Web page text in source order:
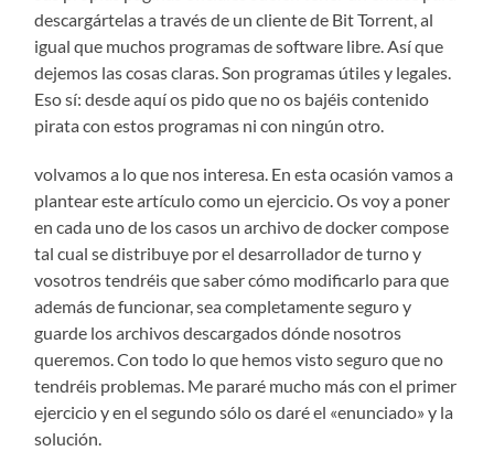
descargártelas a través de un cliente de Bit Torrent, al
igual que muchos programas de software libre. Así que
dejemos las cosas claras. Son programas útiles y legales.
Eso sí: desde aquí os pido que no os bajéis contenido
pirata con estos programas ni con ningún otro.
volvamos a lo que nos interesa. En esta ocasión vamos a
plantear este artículo como un ejercicio. Os voy a poner
en cada uno de los casos un archivo de docker compose
tal cual se distribuye por el desarrollador de turno y
vosotros tendréis que saber cómo modificarlo para que
además de funcionar, sea completamente seguro y
guarde los archivos descargados dónde nosotros
queremos. Con todo lo que hemos visto seguro que no
tendréis problemas. Me pararé mucho más con el primer
ejercicio y en el segundo sólo os daré el «enunciado» y la
solución.